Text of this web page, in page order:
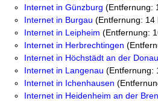
Internet in Günzburg (Entfernung:
Internet in Burgau (Entfernung: 14
Internet in Leipheim (Entfernung:
Internet in Herbrechtingen
Internet in Höchstädt an der Donau
Internet in Langenau (Entfernung:
Internet in Ichenhausen
Internet in Heidenheim an der